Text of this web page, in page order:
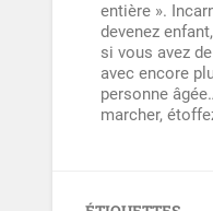
entière ».
devenez
si vous avez
avec encore
personne
marcher,